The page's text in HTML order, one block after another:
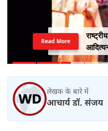
Read More
लेखक के बारे में
आचार्य डॉ. संजय